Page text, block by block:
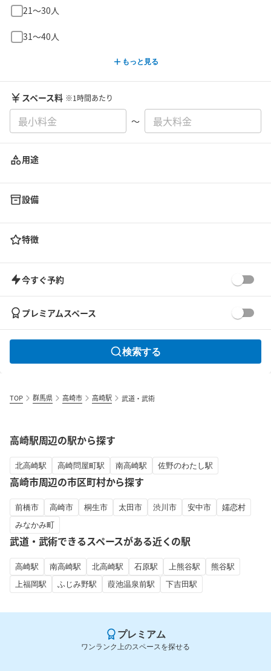
21〜30人
31〜40人
もっと見る
スペース料 ※1時間あたり
〜
用途
設備
特徴
今すぐ予約
プレミアムスペース
検索する
TOP 群馬県 高崎市 高崎駅 武道・武術
高崎駅周辺の駅から探す
北高崎駅 高崎問屋町駅 南高崎駅 佐野のわたし駅
高崎市周辺の市区町村から探す
前橋市 高崎市 桐生市 太田市 渋川市 安中市
嬬恋村
みなかみ町
武道・武術できるスペースがある近くの駅
高崎駅 南高崎駅 北高崎駅 石原駅 上熊谷駅
熊谷駅
上福岡駅
ふじみ野駅 葭池温泉前駅 下吉田駅
プレミアム
ワンランク上のスペースを探せる